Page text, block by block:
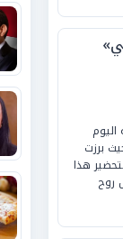
برزت
هذا
روح